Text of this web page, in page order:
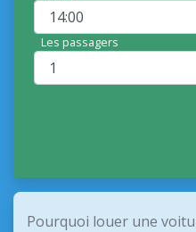
Les passagers
Pourquoi louer une